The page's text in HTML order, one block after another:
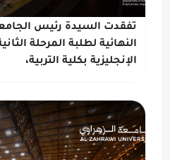
تفقدت السيدة رئيس
النهائية لطلبة المرحلة
الإنجليزية بكلية التربية،